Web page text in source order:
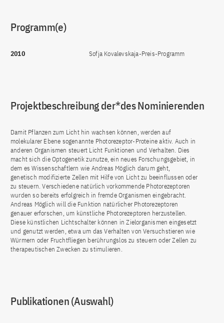
Programm(e)
2010 Sofja Kovalevskaja-Preis-Programm
Projektbeschreibung der*des Nominierenden
Damit Pflanzen zum Licht hin wachsen können, werden auf
molekularer Ebene sogenannte Photorezeptor-Proteine aktiv. Auch in
anderen Organismen steuert Licht Funktionen und Verhalten. Dies
macht sich die Optogenetik zunutze, ein neues Forschungsgebiet, in
dem es Wissenschaftlern wie Andreas Möglich darum geht,
genetisch modifizierte Zellen mit Hilfe von Licht zu beeinflussen oder
zu steuern. Verschiedene natürlich vorkommende Photorezeptoren
wurden so bereits erfolgreich in fremde Organismen eingebracht.
Andreas Möglich will die Funktion natürlicher Photorezeptoren
genauer erforschen, um künstliche Photorezeptoren herzustellen.
Diese künstlichen Lichtschalter können in Zielorganismen eingesetzt
und genutzt werden, etwa um das Verhalten von Versuchstieren wie
Würmern oder Fruchtfliegen berührungslos zu steuern oder Zellen zu
therapeutischen Zwecken zu stimulieren.
Publikationen (Auswahl)